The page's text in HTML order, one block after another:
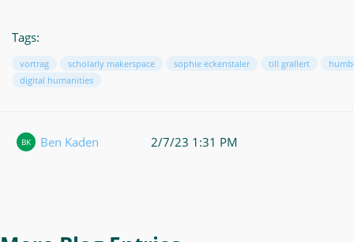
Tags:
vortrag scholarly makerspace sophie eckenstaler till grallert
digital humanities
BK Ben Kaden 2/7/23 1:31 PM